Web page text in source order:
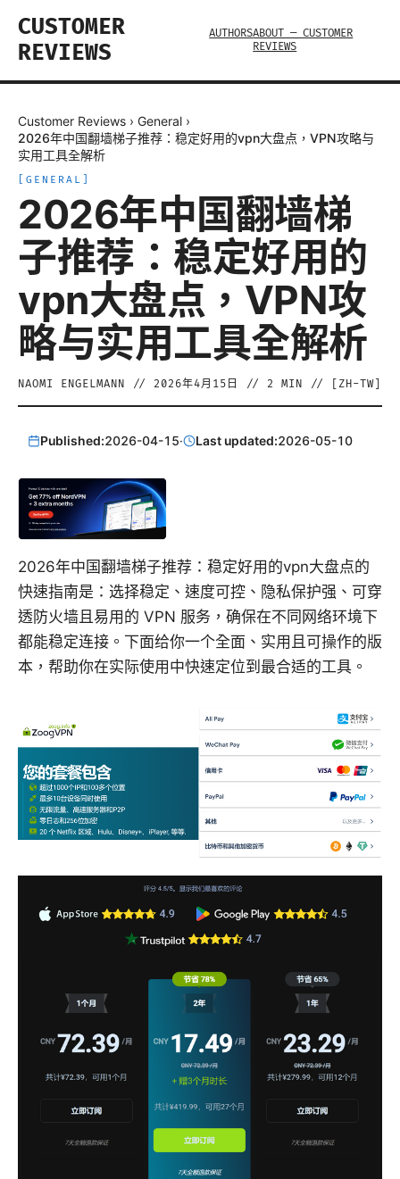
CUSTOMER
REVIEWS
AUTHORSABOUT — CUSTOMER
REVIEWS
Customer Reviews › General ›
2026年中国翻墙梯子推荐：稳定好用的vpn大盘点，VPN攻略与
实用工具全解析
GENERAL
2026年中国翻墙梯
子推荐：稳定好用的
vpn大盘点，VPN攻
略与实用工具全解析
NAOMI ENGELMANN // 2026年4月15日 // 2 MIN // [ ZH-TW
Published:2026-04-15· Last updated:2026-05-10
2026年中国翻墙梯子推荐：稳定好用的vpn大盘点的
快速指南是：选择稳定、速度可控、隐私保护强、可穿
透防火墙且易用的 VPN 服务，确保在不同网络环境下
都能稳定连接。下面给你一个全面、实用且可操作的版
本，帮助你在实际使用中快速定位到最合适的工具。